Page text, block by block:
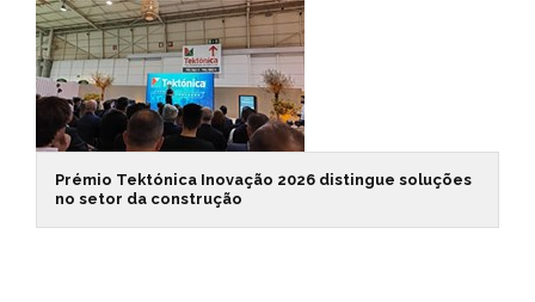
Prémio Tektónica Inovação 2026 distingue soluções
no setor da construção